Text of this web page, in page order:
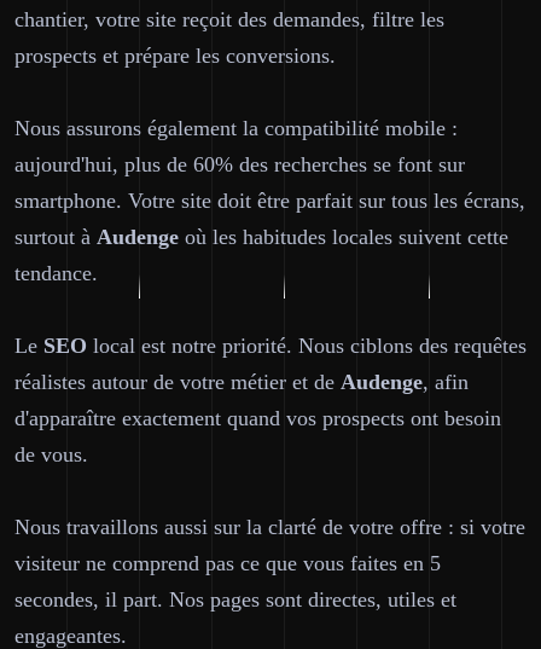
chantier, votre site reçoit des demandes, filtre les
prospects et prépare les conversions.
Nous assurons également la compatibilité mobile :
aujourd'hui, plus de 60% des recherches se font sur
smartphone. Votre site doit être parfait sur tous les écrans,
surtout à Audenge où les habitudes locales suivent cette
tendance.
Le SEO local est notre priorité. Nous ciblons des requêtes
réalistes autour de votre métier et de Audenge, afin
d'apparaître exactement quand vos prospects ont besoin
de vous.
Nous travaillons aussi sur la clarté de votre offre : si votre
visiteur ne comprend pas ce que vous faites en 5
secondes, il part. Nos pages sont directes, utiles et
engageantes.